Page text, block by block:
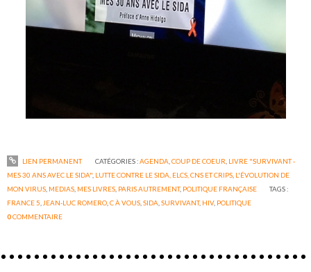
LIEN PERMANENT CATÉGORIES :AGENDA COUP DE COEUR LIVRE "SURVIVANT -
MES 30 ANS AVEC LE SIDA" LUTTE CONTRE LE SIDA, ELCS, CNS ET CRIPS L'ÉVOLUTION DE
MON VIRUS MEDIAS MES LIVRES PARIS AUTREMENT, POLITIQUE FRANÇAISE
TAGS :
FRANCE 5 JEAN-LUC ROMERO ,C À VOUS ,SIDA ,SURVIVANT, HIV, POLITIQUE
0COMMENTAIRE